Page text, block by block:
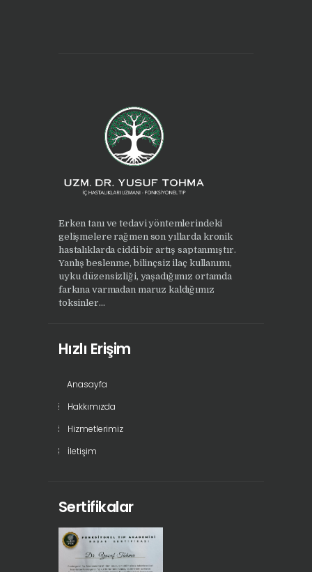
Erken tanı ve tedavi yöntemlerindeki
gelişmelere rağmen son yıllarda kronik
hastalıklarda ciddi bir artış saptanmıştır.
Yanlış beslenme, bilinçsiz ilaç kullanımı,
uyku düzensizliği, yaşadığımız ortamda
farkına varmadan maruz kaldığımız
toksinler...
Hızlı Erişim
Anasayfa
Hakkımızda
Hizmetlerimiz
İletişim
Sertifikalar